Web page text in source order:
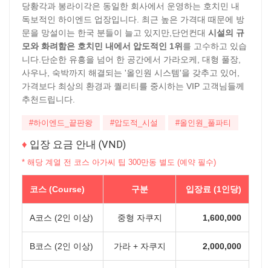
당황각과 봉라이각은 동일한 회사에서 운영하는 호치민 내
독보적인 하이엔드 업장입니다. 최근 높은 가격대 때문에 방
문을 망설이는 한국 분들이 늘고 있지만,단언컨대 시설의 규
모와 화려함은 호치민 내에서 압도적인 1위 를 고수하고 있습
니다.단순한 유흥을 넘어 한 공간에서 가라오케, 대형 풀장,
사우나, 숙박까지 해결되는 '올인원 시스템'을 갖추고 있어,
가격보다 최상의 환경과 퀄리티를 중시하는 VIP 고객님들께
추천드립니다.
#하이엔드_끝판왕 #압도적_시설 #올인원_풀파티
♦ 입장 요금 안내 (VND)
* 해당 계열 전 코스 아가씨 팁 300만동 별도 (예약 필수)
코스 (Course) 구분 입장료 (1인당)
A코스 (2인 이상) 중형 자쿠지 1,600,000
B코스 (2인 이상) 가라 + 자쿠지 2,000,000